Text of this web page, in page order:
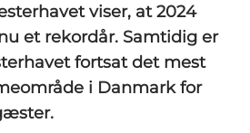
viser, at 2024
et rekordår. Samtidig er
fortsat det mest
i Danmark for